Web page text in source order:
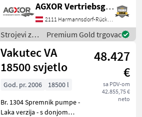
glasfaserverstärkter
Polyester-Behälter - mit
Polyester Tank in gelb - mit
feuerverzinktem
Profilrahmen
AGXOR Vertriebsgesellschaft Ost GmbH
2111 Harmannsdorf-Rückersdorf
Strojevi za
đubrenje,
gnojenje i
navodnjavanje
/ Vakutec
Premium Gold trgovac
Vakutec VA
18500 svjetlo
48.427
€
sa PDV-om
42.855,75 €
neto
God. pr. 2006
18500 l
Br. 1304 Spremnik pumpe -
Laka verzija - s donjom